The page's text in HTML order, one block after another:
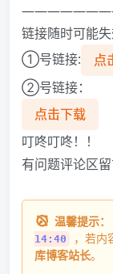
链接随时可能
①号链接:
点
②号链接：
点击下载
叮咚叮咚！！
有问题评论区留
温馨提示：
14:40
，若内
库博客站长。